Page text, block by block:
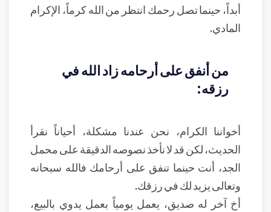
أبداً، حينما تصل رحمك انتظر من الله كرماً، الإكرام
المادي.
من أنفق على أرحامه زاد الله في
رزقه:
أخواننا الكرام، نحن عندنا مشكلة، أحياناً نقرأ
الحديث، لكن قد لا نأخذ نصوصه الدقيقة على محمل
الجد، أنت حينما تنفق على أرحامك فالله سبحانه
وتعالى يزيد لك في رزقك.
أخ آخر له صديق، يعمل يومياً بعمل يدوي بالبيع،